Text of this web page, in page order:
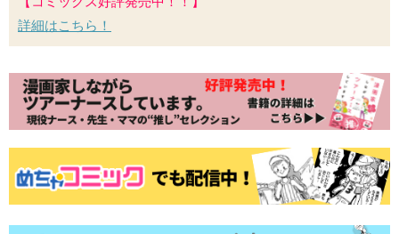
詳細はこちら！